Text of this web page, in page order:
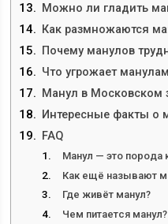
Можно ли гладить
Как размножаются
Почему манулов
Что угрожает манулам
Манул в Московском
Интересные факты о
FAQ
Манул — это порода
Как ещё называют
Где живёт манул?
Чем питается манул?